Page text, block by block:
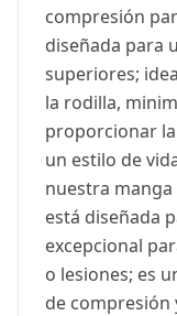
compresión
diseñada para
superiores;
la rodilla,
proporcionar
un estilo de
nuestra
está diseñada
excepcional
o lesiones; es
de compresión